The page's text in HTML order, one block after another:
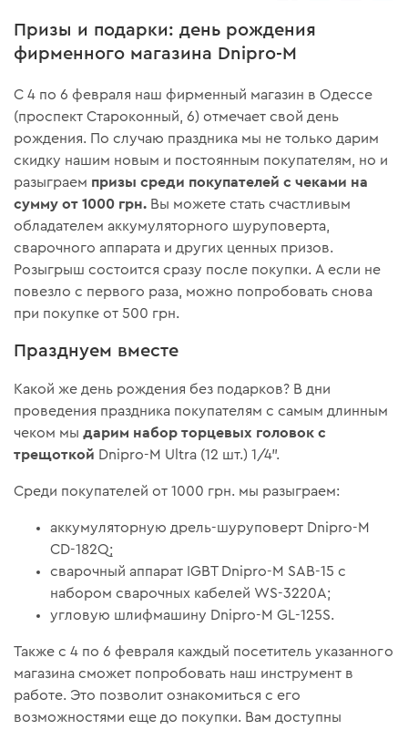
Призы и подарки: день рождения
фирменного магазина Dnipro-M
С 4 по 6 февраля наш фирменный магазин в Одессе
(проспект Староконный, 6) отмечает свой день
рождения. По случаю праздника мы не только дарим
скидку нашим новым и постоянным покупателям, но и
разыграем призы среди покупателей с чеками на
сумму от 1000 грн. Вы можете стать счастливым
обладателем аккумуляторного шуруповерта,
сварочного аппарата и других ценных призов.
Розыгрыш состоится сразу после покупки. А если не
повезло с первого раза, можно попробовать снова
при покупке от 500 грн.
Празднуем вместе
Какой же день рождения без подарков? В дни
проведения праздника покупателям с самым длинным
чеком мыдарим набор торцевых головок с
трещоткой Dnipro-M Ultra (12 шт.) 1/4".
Среди покупателей от 1000 грн. мы разыграем:
аккумуляторную дрель-шуруповерт Dnipro-M
CD-182Q;
сварочный аппарат IGBT Dnipro-M SAB-15 с
набором сварочных кабелей WS-3220A;
угловую шлифмашину Dnipro-M GL-125S.
Также с 4 по 6 февраля каждый посетитель указанного
магазина сможет попробовать наш инструмент в
работе. Это позволит ознакомиться с его
возможностями еще до покупки. Вам доступны